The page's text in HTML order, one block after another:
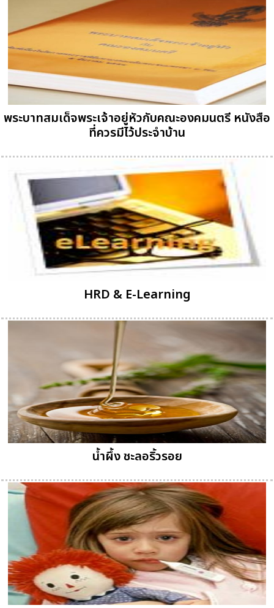
พระบาทสมเด็จพระเจ้าอยู่หัวกับคณะองคมนตรี หนังสือ
ที่ควรมีไว้ประจำบ้าน
HRD & E-Learning
น้ำผึ้ง ชะลอริ้วรอย